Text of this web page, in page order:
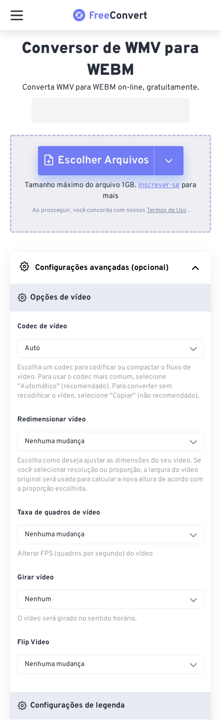
Conversor de WMV para
WEBM
Converta WMV para WEBM on-line, gratuitamente.
Escolher Arquivos
Do dispositivo
Do Google Drive
Do OneDrive
Tamanho máximo do arquivo 1GB. Inscrever-se para
mais
Ao prosseguir, você concorda com nossos Termos de Uso .
Configurações avançadas (opcional)
Opções de vídeo
Codec de vídeo
Auto
Escolha um codec para codificar ou compactar o fluxo de
vídeo. Para usar o codec mais comum, selecione
"Automático" (recomendado). Para converter sem
recodificar o vídeo, selecione "Copiar" (não recomendado).
Redimensionar vídeo
Nenhuma mudança
Escolha como deseja ajustar as dimensões do seu vídeo. Se
você selecionar resolução ou proporção, a largura do vídeo
original será usada para calcular a nova altura de acordo com
a proporção escolhida.
Taxa de quadros de vídeo
Nenhuma mudança
Alterar FPS (quadros por segundo) do vídeo
Girar vídeo
Nenhum
O vídeo será girado no sentido horário.
Flip Video
Nenhuma mudança
Configurações de legenda